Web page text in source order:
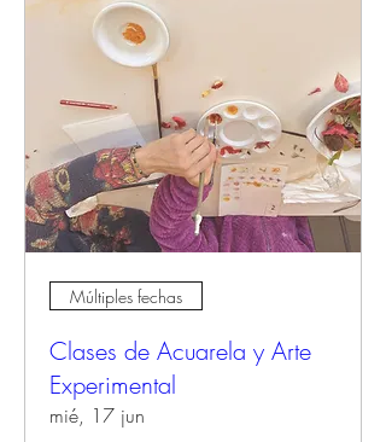
Múltiples fechas
Clases de Acuarela y Arte
Experimental
mié, 17 jun